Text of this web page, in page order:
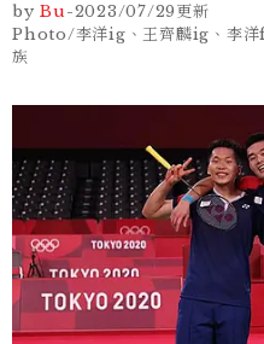
by Bu-2023/07/29更新
Photo/李洋ig、王齊麟ig、李洋
族